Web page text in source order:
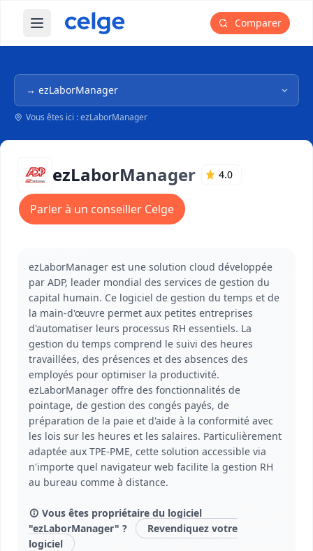
Ouvrir le menu principal Comparer
Navigation dans l'arborescence
Vous êtes ici : ezLaborManager
ezLaborManager 4.0
Parler à un conseiller Celge
ezLaborManager est une solution cloud développée
par ADP, leader mondial des services de gestion du
capital humain. Ce logiciel de gestion du temps et de
la main-d'œuvre permet aux petites entreprises
d'automatiser leurs processus RH essentiels. La
gestion du temps comprend le suivi des heures
travaillées, des présences et des absences des
employés pour optimiser la productivité.
ezLaborManager offre des fonctionnalités de
pointage, de gestion des congés payés, de
préparation de la paie et d'aide à la conformité avec
les lois sur les heures et les salaires. Particulièrement
adaptée aux TPE-PME, cette solution accessible via
n'importe quel navigateur web facilite la gestion RH
au bureau comme à distance.
Vous êtes propriétaire du logiciel
"ezLaborManager" ?
Revendiquez votre
logiciel